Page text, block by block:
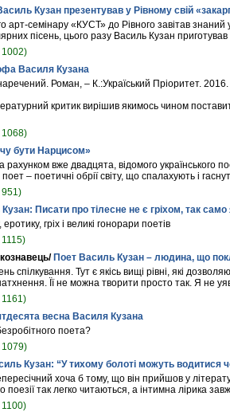
Кузан презентував у Рівному свій
арт-семінару «КУСТ» до Рівного завітав
пісень, цього разу Василь Кузан
Василя Кузана
Роман, – К.:Україський Пріоритет.
критик вирішив якимось чином
бути Нарцисом»
рахунком вже двадцята, відомого
– поетичні обрії світу, що спалахують і
Писати про тілесне не є гріхом, так само
гріх і великі гонорари поетів
Поет Василь Кузан – людина, що
спілкування. Тут є якісь вищі рівні, які
Її не можна творити просто так. Я не
весна Василя Кузана
поета?
Кузан: “У тихому болоті можуть водитися
хоча б тому, що він прийшов у
так легко читаються, а інтимна лірика